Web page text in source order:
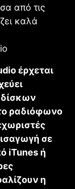
από τις
καλά
έρχεται
δίσκων
ραδιόφωνο
σε
iTunes ή
η